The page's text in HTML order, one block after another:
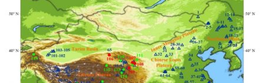
本科招生 研究生招生 留学生招生
成人教育
学生就业